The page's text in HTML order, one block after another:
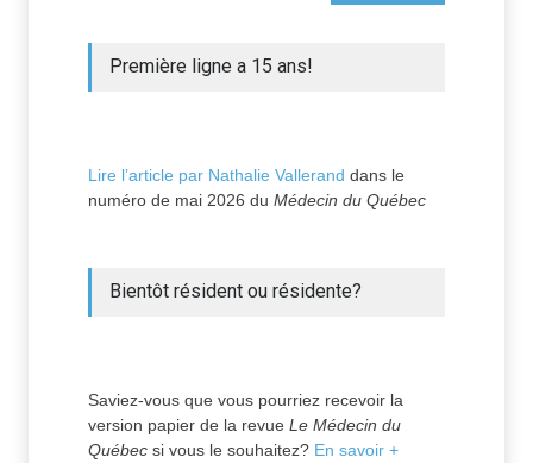
Première ligne a 15 ans!
Lire l’article par Nathalie Vallerand dans le
numéro de mai 2026 du Médecin du Québec
Bientôt résident ou résidente?
Saviez-vous que vous pourriez recevoir la
version papier de la revue Le Médecin du
Québec si vous le souhaitez? En savoir +